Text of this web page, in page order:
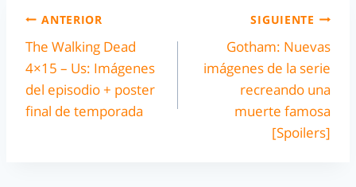
ANTERIOR
The Walking Dead
4×15 – Us: Imágenes
del episodio + poster
final de temporada
SIGUIENTE
Gotham: Nuevas
imágenes de la serie
recreando una
muerte famosa
[Spoilers]